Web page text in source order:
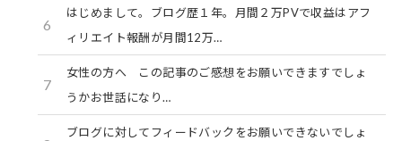
6
はじめまして。ブログ歴１年。月間２万PVで収益はアフ
ィリエイト報酬が月間12万…
7
女性の方へ この記事のご感想をお願いできますでしょ
うかお世話になり…
ブログに対してフィードバックをお願いできないでしょ